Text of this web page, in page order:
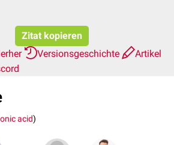
Zitat kopieren
Versionsgeschichte
Artikel
acid)